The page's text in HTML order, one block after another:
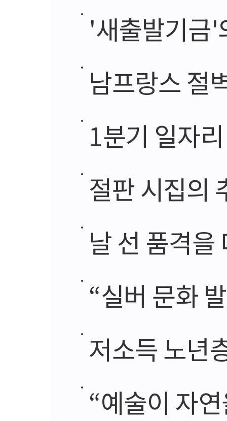
'새출발기금'의
남프랑스 절
1분기 일자리
절판 시집의
날 선 품격을
“실버 문화
저소득 노년층
“예술이 자연